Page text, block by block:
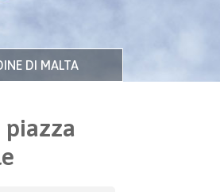
DI MALTA
piazza